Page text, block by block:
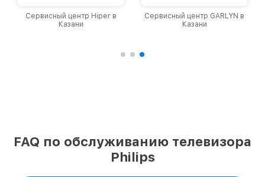
Сервисный центр Hiper в
Казани
Сервисный центр GARLYN в
Казани
FAQ по обслуживанию телевизора
Philips